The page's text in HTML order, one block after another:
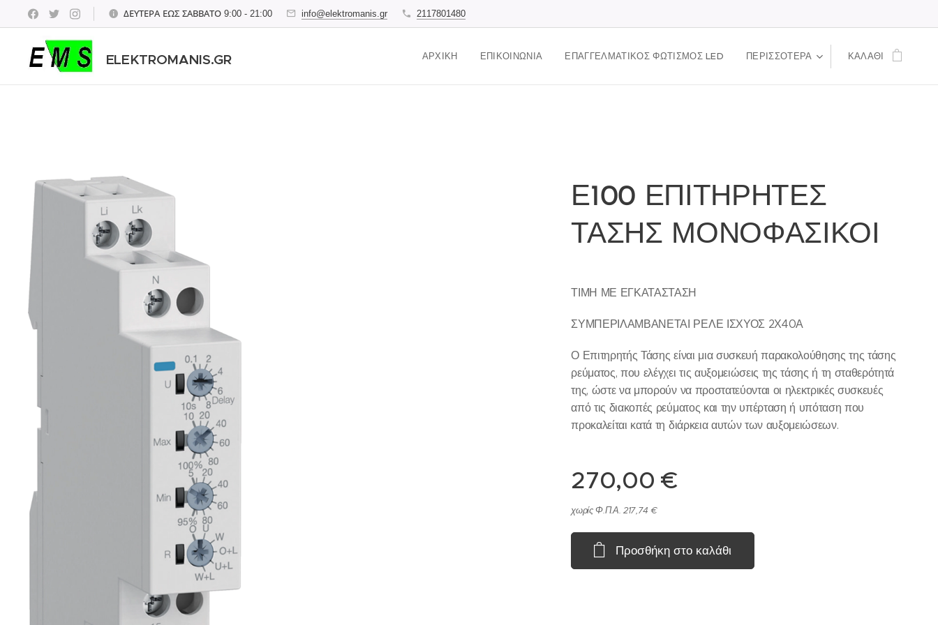
ΔΕΥΤΕΡΑ ΕΩΣ ΣΑΒΒΑΤΟ 9:00 - 21:00 info@elektromanis.gr 2117801480
ELEKTROMANIS.GR ΑΡΧΙΚΉ ΕΠΙΚΟΙΝΩΝΊΑ ΕΠΑΓΓΕΛΜΑΤΙΚΟΣ ΦΩΤΙΣΜΟΣ LED ΠΕΡΙΣΣΌΤΕΡΑ ΚΑΛΆΘΙ
Ε100 ΕΠΙΤΗΡΗΤΕΣ
ΤΑΣΗΣ ΜΟΝΟΦΑΣΙΚΟΙ
ΤΙΜΗ ΜΕ ΕΓΚΑΤΑΣΤΑΣΗ
ΣΥΜΠΕΡΙΛΑΜΒΑΝΕΤΑΙ ΡΕΛΕ ΙΣΧΥΟΣ 2Χ40Α
Ο Επιτηρητής Τάσης είναι μια συσκευή παρακολούθησης της τάσης
ρεύματος, που ελέγχει τις αυξομειώσεις της τάσης ή τη σταθερότητά
της, ώστε να μπορούν να προστατεύονται οι ηλεκτρικές συσκευές
από τις διακοπές ρεύματος και την υπέρταση ή υπόταση που
προκαλείται κατά τη διάρκεια αυτών των αυξομειώσεων.
270,00 €
χωρίς Φ.Π.Α. 217,74 €
Προσθήκη στο καλάθι